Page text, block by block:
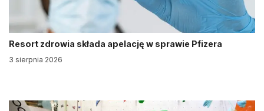
Resort zdrowia składa apelację w sprawie Pfizera
3 sierpnia 2026